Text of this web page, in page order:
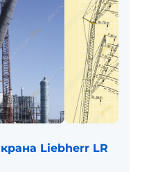
Liebherr LR